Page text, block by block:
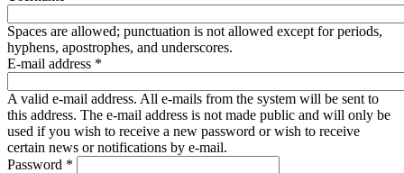
Spaces are allowed; punctuation is not allowed except for periods,
hyphens, apostrophes, and underscores.
E-mail address *
A valid e-mail address. All e-mails from the system will be sent to
this address. The e-mail address is not made public and will only be
used if you wish to receive a new password or wish to receive
certain news or notifications by e-mail.
Password *